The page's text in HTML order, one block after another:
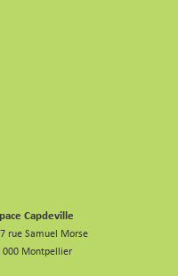
Capdeville
rue Samuel Morse
000 Montpellier